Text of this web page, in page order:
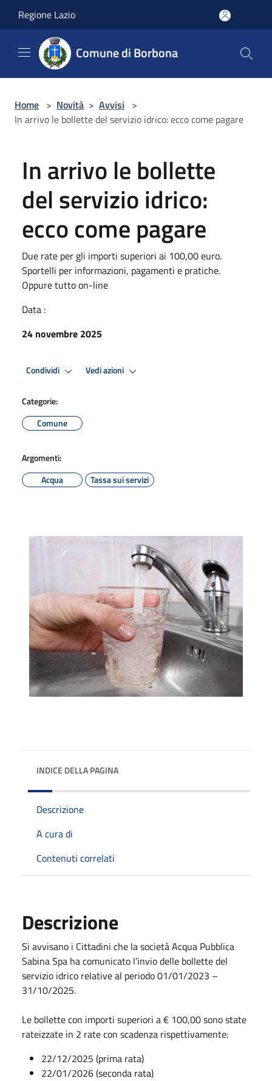
Regione Lazio
Comune di Borbona
Home > Novità > Avvisi >
In arrivo le bollette del servizio idrico: ecco come pagare
In arrivo le bollette
del servizio idrico:
ecco come pagare
Due rate per gli importi superiori ai 100,00 euro.
Sportelli per informazioni, pagamenti e pratiche.
Oppure tutto on-line
Data :
24 novembre 2025
Condividi Vedi azioni
Categorie:
Comune
Argomenti:
Acqua
Tassa sui servizi
INDICE DELLA PAGINA
Descrizione
A cura di
Contenuti correlati
Descrizione
Si avvisano i Cittadini che la società Acqua Pubblica
Sabina Spa ha comunicato l’invio delle bollette del
servizio idrico relative al periodo 01/01/2023 –
31/10/2025.
Le bollette con importi superiori a € 100,00 sono state
rateizzate in 2 rate con scadenza rispettivamente:
22/12/2025 (prima rata)
22/01/2026 (seconda rata)